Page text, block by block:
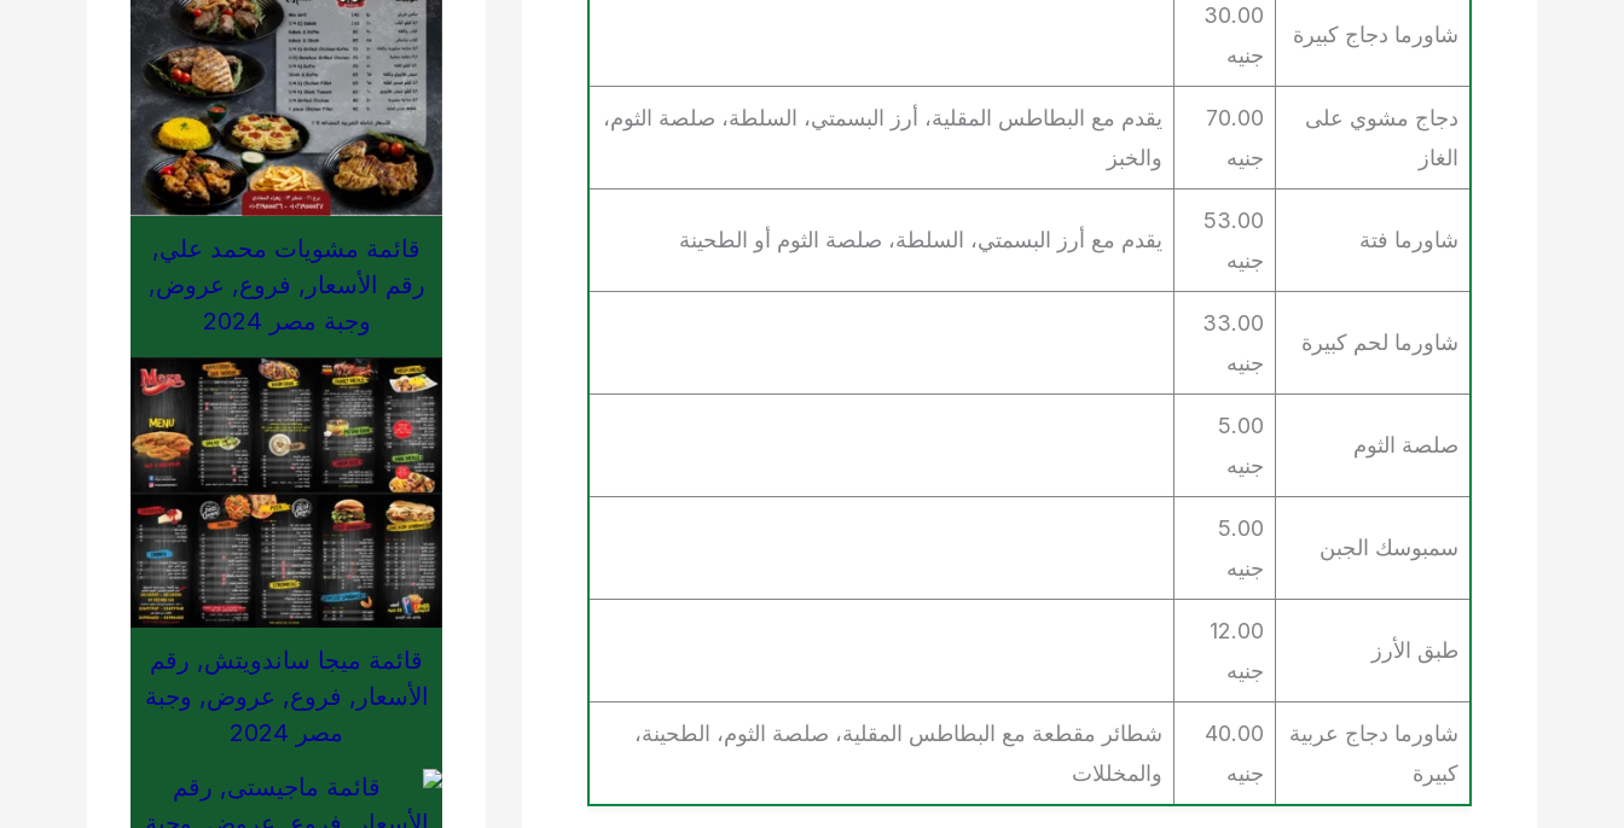
شاورما دجاج كبيرة
30.00
جنيه
دجاج مشوي على
الغاز
70.00
جنيه
يقدم مع البطاطس المقلية، أرز البسمتي، السلطة، صلصة الثوم،
والخبز
شاورما فتة
53.00
جنيه
يقدم مع أرز البسمتي، السلطة، صلصة الثوم أو الطحينة
شاورما لحم كبيرة
33.00
جنيه
صلصة الثوم
5.00
جنيه
سمبوسك الجبن
5.00
جنيه
طبق الأرز
12.00
جنيه
شاورما دجاج عربية
كبيرة
40.00
جنيه
شطائر مقطعة مع البطاطس المقلية، صلصة الثوم، الطحينة،
والمخللات
قائمة مشويات محمد علي,
رقم الأسعار, فروع, عروض,
وجبة مصر 2024
قائمة ميجا ساندويتش, رقم
الأسعار, فروع, عروض, وجبة
مصر 2024